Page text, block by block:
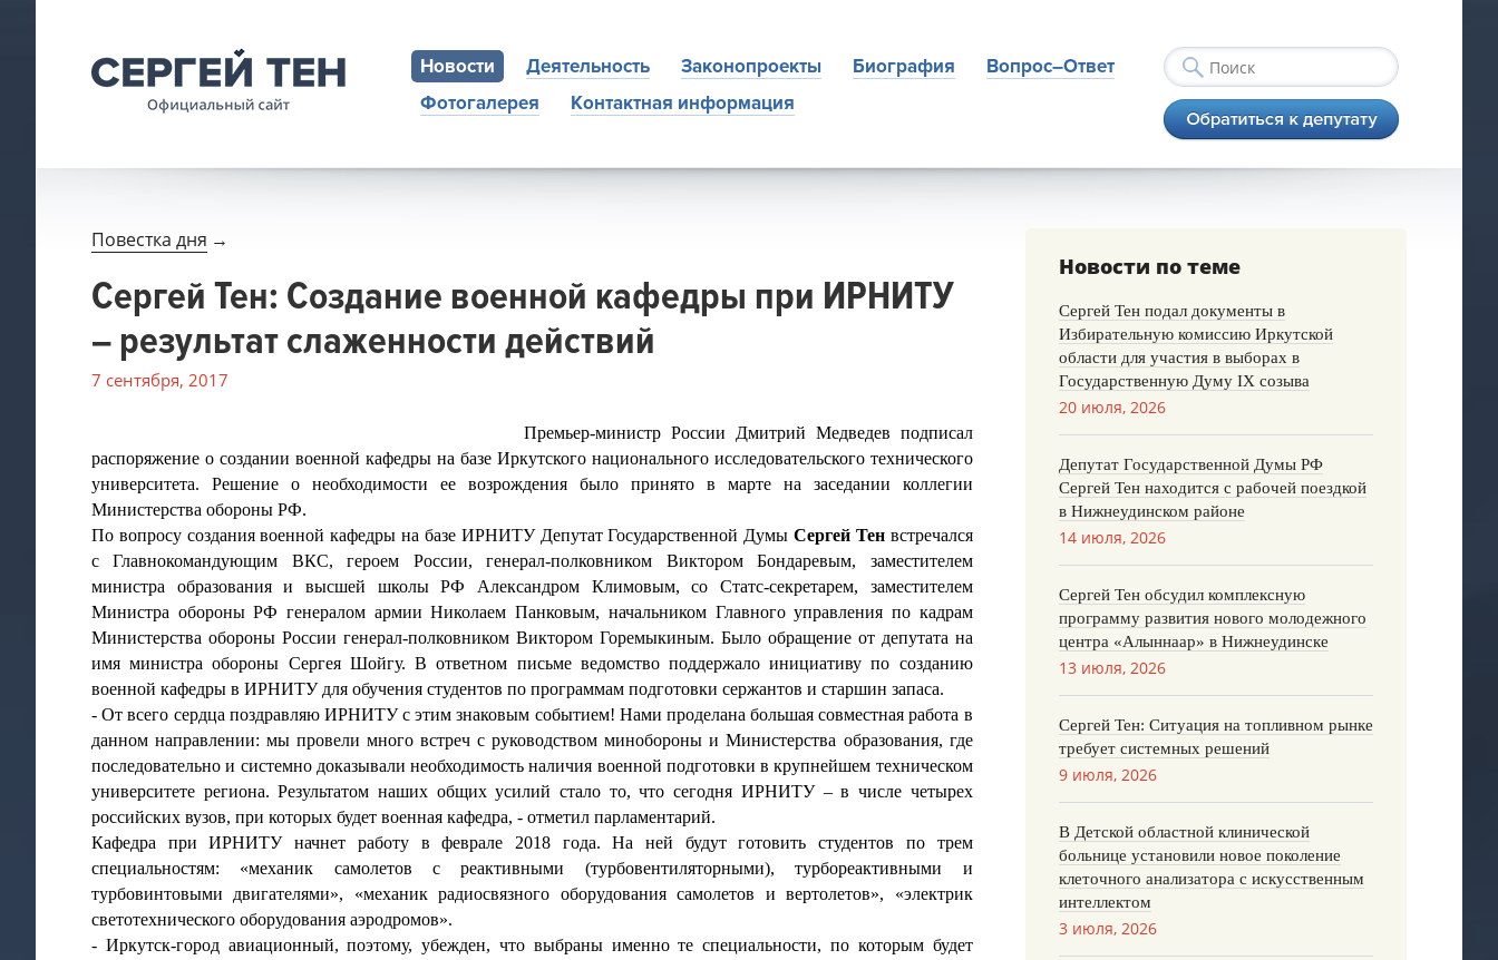
Новости Деятельность Законопроекты Биография
Вопрос–Ответ
Фотогалерея
Контактная информация
Повестка дня →
Сергей Тен: Создание военной кафедры при ИРНИТУ
– результат слаженности действий
7 сентября, 2017
Премьер-министр России Дмитрий Медведев подписал
распоряжение о создании военной кафедры на базе Иркутского национального исследовательского технического
университета. Решение о необходимости ее возрождения было принято в марте на заседании коллегии
Министерства обороны РФ.
По вопросу создания военной кафедры на базе ИРНИТУ Депутат Государственной Думы Сергей Тенвстречался
с Главнокомандующим ВКС, героем России, генерал-полковником Виктором Бондаревым, заместителем
министра образования и высшей школы РФ Александром Климовым, со Статс-секретарем, заместителем
Министра обороны РФ генералом армии Николаем Панковым, начальником Главного управления по кадрам
Министерства обороны России генерал-полковником Виктором Горемыкиным. Было обращение от депутата на
имя министра обороны Сергея Шойгу. В ответном письме ведомство поддержало инициативу по созданию
военной кафедры в ИРНИТУ для обучения студентов по программам подготовки сержантов и старшин запаса.
- От всего сердца поздравляю ИРНИТУ с этим знаковым событием! Нами проделана большая совместная работа в
данном направлении: мы провели много встреч с руководством минобороны и Министерства образования, где
последовательно и системно доказывали необходимость наличия военной подготовки в крупнейшем техническом
университете региона. Результатом наших общих усилий стало то, что сегодня ИРНИТУ – в числе четырех
российских вузов, при которых будет военная кафедра, - отметил парламентарий.
Кафедра при ИРНИТУ начнет работу в феврале 2018 года. На ней будут готовить студентов по трем
специальностям: «механик самолетов с реактивными (турбовентиляторными), турбореактивными и
турбовинтовыми двигателями», «механик радиосвязного оборудования самолетов и вертолетов», «электрик
светотехнического оборудования аэродромов».
- Иркутск-город авиационный, поэтому, убежден, что выбраны именно те специальности, по которым будет
Новости по теме
Сергей Тен подал документы в
Избирательную комиссию Иркутской
области для участия в выборах в
Государственную Думу IX созыва
20 июля, 2026
Депутат Государственной Думы РФ
Сергей Тен находится с рабочей поездкой
в Нижнеудинском районе
14 июля, 2026
Сергей Тен обсудил комплексную
программу развития нового молодежного
центра «Алыннаар» в Нижнеудинске
13 июля, 2026
Сергей Тен: Ситуация на топливном рынке
требует системных решений
9 июля, 2026
В Детской областной клинической
больнице установили новое поколение
клеточного анализатора с искусственным
интеллектом
3 июля, 2026